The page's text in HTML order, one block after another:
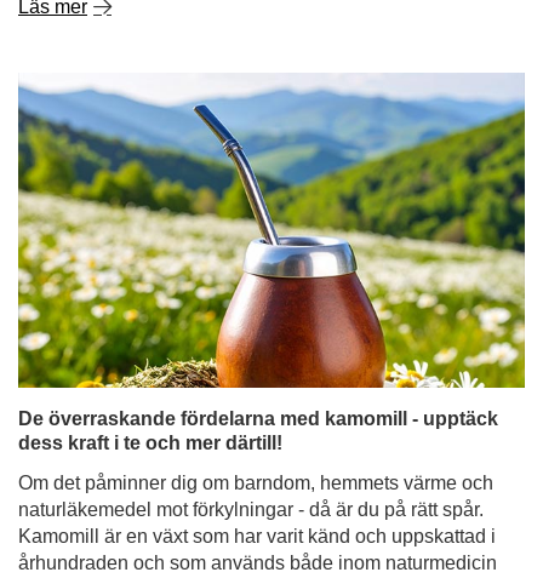
Läs mer
De överraskande fördelarna med kamomill - upptäck
dess kraft i te och mer därtill!
Om det påminner dig om barndom, hemmets värme och
naturläkemedel mot förkylningar - då är du på rätt spår.
Kamomill är en växt som har varit känd och uppskattad i
århundraden och som används både inom naturmedicin